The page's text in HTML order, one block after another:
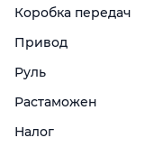
Коробка передач
Привод
Руль
Растаможен
Налог